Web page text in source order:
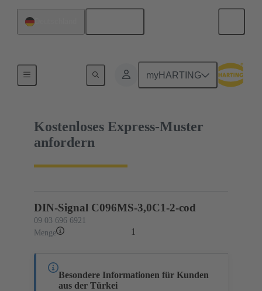
myHARTING
09 03 696 6921
Kostenloses Express-Muster
anfordern
Besondere Informationen für Kunden
aus der Türkei
DIN-Signal C096MS-3,0C1-2-cod
09 03 696 6921
Menge
1